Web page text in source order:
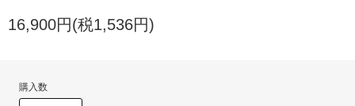
16,900円(税1,536円)
購入数